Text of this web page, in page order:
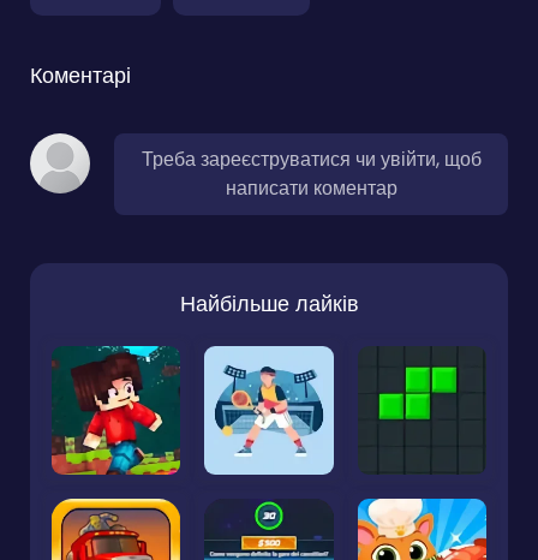
Коментарі
Треба зареєструватися чи увійти, щоб
написати коментар
Найбільше лайків